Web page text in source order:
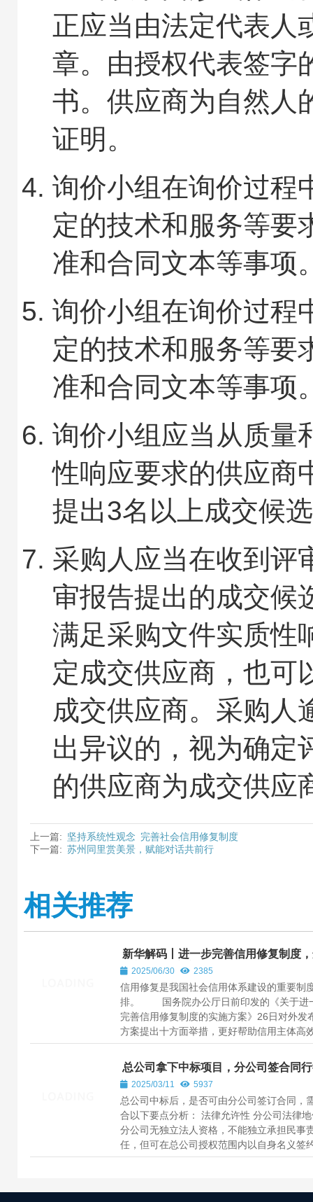
正应当由法定代表人
章。由授权代表签字
书。供应商为自然人
证明。
询价小组在询价过程
定的技术和服务等要
准和合同文本等事项
询价小组在询价过程
定的技术和服务等要
准和合同文本等事项
询价小组应当从质量
性响应要求的供应商
提出3名以上成交候
采购人应当在收到评
审报告提出的成交候
满足采购文件实质性
定成交供应商，也可
成交供应商。采购人
出异议的，视为确定
的供应商为成交供应
上一篇: 坚持系统性观念 完善社会信用修复制度
下一篇: 苏州同里赏美景，赋能对话共前行
相关推荐
新华解码丨进一步完善信用修复制度
份文件作出新部署
2025/06/30 2385
信用修复是我国社会信用体系建设的重要制
排。 国务院办公厅日前印发的《关于进
完善信用修复制度的实施方案》26日对外发
方案提出十方面举措，更好帮助信用主体高
捷重塑信用。 多位受访...
总公司拿下中标项目，分公司签合同
通吗？
2025/03/11 5937
总公司中标后，是否可由分公司签订合同，
合以下要点分析： 法律允许性 ​分公司法律
分公司无独立法人资格，不能独立承担民事
任，但可在总公司授权范围内以自身名义签
合同责任最终由总公司承...